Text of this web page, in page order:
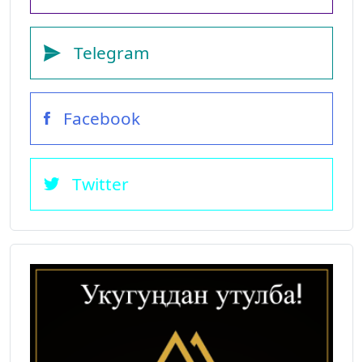
Telegram
Facebook
Twitter